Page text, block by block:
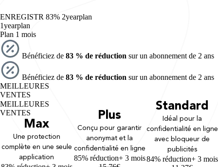
ENREGISTR 83% 2yearplan
1yearplan
Plan 1 mois
Bénéficiez de 83 % de réduction sur un abonnement de 2 ans
Bénéficiez de 83 % de réduction sur un abonnement de 2 ans
MEILLEURES
VENTES
MEILLEURES
VENTES
Max
Une protection
complète en une seule
application
Plus
Conçu pour garantir
anonymat et la
confidentialité en ligne
85% réduction+ 3 mois
Standard
Idéal pour la
confidentialité en ligne
avec bloqueur de
publicités
84% réduction+ 3 mois